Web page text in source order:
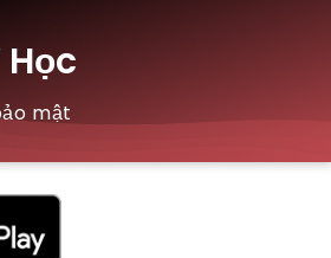
mật